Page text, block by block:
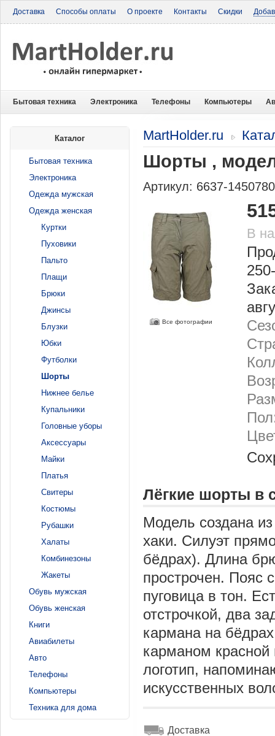
Доставка Способы оплаты О проекте Контакты Скидки
Бытовая техника Электроника Телефоны Компьютеры
MartHolder.ru
Шорты ,
Артикул: 6637-
Все фотографии
В
Лёгкие шорты в
Модель создана
хаки. Силуэт
бёдрах). Длина
прострочен. Пояс
пуговица в тон.
отстрочкой, два
кармана на
карманом
логотип,
искусственных
Доставка
Каталог
Бытовая техника
Электроника
Одежда мужская
Одежда женская
Куртки
Пуховики
Пальто
Плащи
Брюки
Джинсы
Блузки
Юбки
Футболки
Шорты
Нижнее белье
Купальники
Головные уборы
Аксессуары
Майки
Платья
Свитеры
Костюмы
Рубашки
Халаты
Комбинезоны
Жакеты
Обувь мужская
Обувь женская
Книги
Авиабилеты
Авто
Телефоны
Компьютеры
Техника для дома